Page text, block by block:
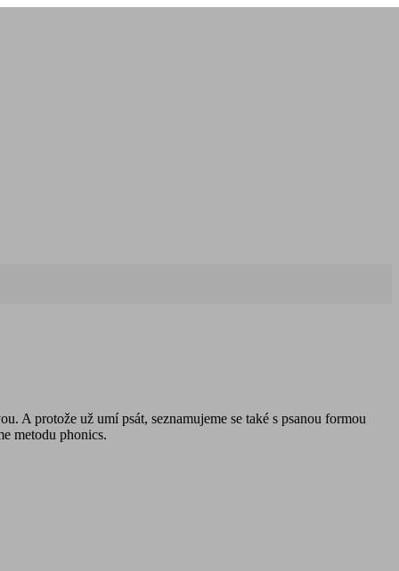
A protože už umí psát, seznamujeme se také s psanou formou
metodu phonics.